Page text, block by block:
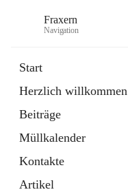
Fraxern
Navigation
Start
Herzlich willkommen
Beiträge
Müllkalender
Kontakte
Artikel
Ordner
in
Tab
Formulare
Artikel
öffnet
in
neuem
Tab